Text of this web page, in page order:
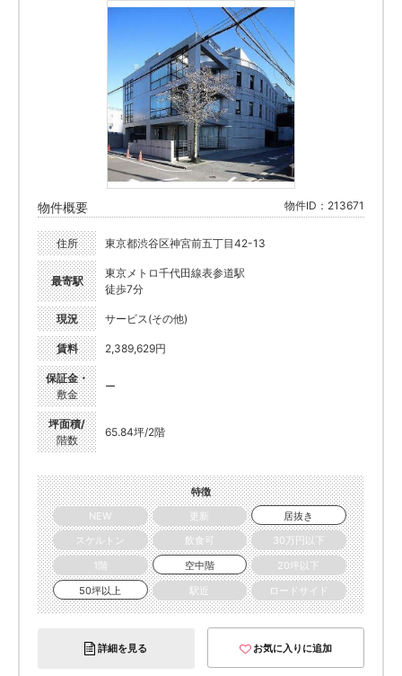
物件概要 物件ID：213671
住所 東京都渋谷区神宮前五丁目42-13
最寄駅
東京メトロ千代田線表参道駅
徒歩7分
現況 サービス(その他)
賃料 2,389,629円
保証金・
敷金
ー
坪面積/
階数
65.84坪/2階
特徴
NEW
更新
居抜き
スケルトン
飲食可
30万円以下
1階
空中階
20坪以下
50坪以上
駅近 ロードサイド
詳細を見る お気に入りに追加